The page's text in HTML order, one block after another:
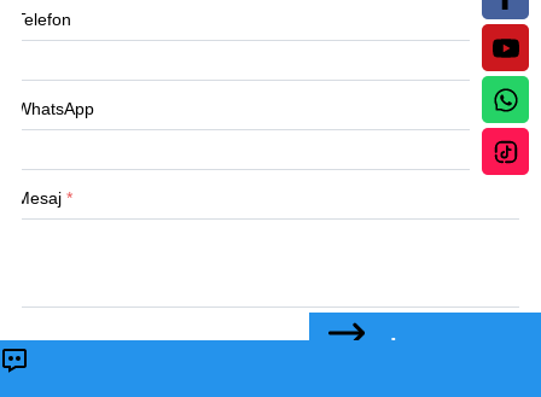
Telefon
WhatsApp
Mesaj *